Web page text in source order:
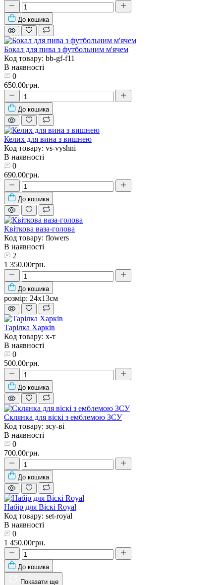
До кошика
Бокал для пива з футбольним м'ячем
Код товару: bb-gf-f11
В наявності
0
650.00грн.
До кошика
Келих для вина з вишнею
Код товару: vs-vyshni
В наявності
0
690.00грн.
До кошика
Квіткова ваза-голова
Код товару: flowers
В наявності
2
1 350.00грн.
До кошика
розмір: 24х13см
Тарілка Харків
Код товару: х-т
В наявності
0
500.00грн.
До кошика
Склянка для віскі з емблемою ЗСУ
Код товару: зсу-ві
В наявності
0
700.00грн.
До кошика
Набір для Віскі Royal
Код товару: set-royal
В наявності
0
1 450.00грн.
До кошика
Показати ще